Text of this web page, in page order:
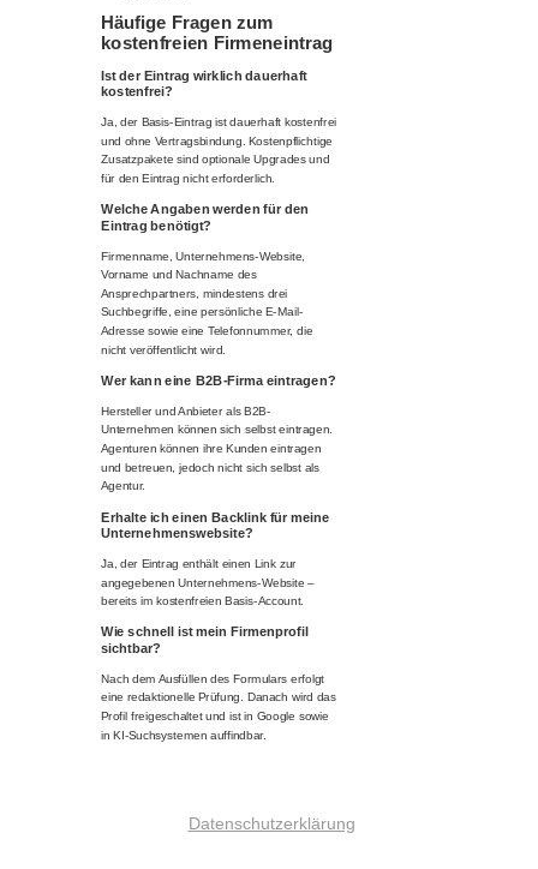
Datenschutzerklärung
Häufige Fragen zum
kostenfreien Firmeneintrag
Ist der Eintrag wirklich dauerhaft
kostenfrei?
Ja, der Basis-Eintrag ist dauerhaft kostenfrei
und ohne Vertragsbindung. Kostenpflichtige
Zusatzpakete sind optionale Upgrades und
für den Eintrag nicht erforderlich.
Welche Angaben werden für den
Eintrag benötigt?
Firmenname, Unternehmens-Website,
Vorname und Nachname des
Ansprechpartners, mindestens drei
Suchbegriffe, eine persönliche E-Mail-
Adresse sowie eine Telefonnummer, die
nicht veröffentlicht wird.
Wer kann eine B2B-Firma eintragen?
Hersteller und Anbieter als B2B-
Unternehmen können sich selbst eintragen.
Agenturen können ihre Kunden eintragen
und betreuen, jedoch nicht sich selbst als
Agentur.
Erhalte ich einen Backlink für meine
Unternehmenswebsite?
Ja, der Eintrag enthält einen Link zur
angegebenen Unternehmens-Website –
bereits im kostenfreien Basis-Account.
Wie schnell ist mein Firmenprofil
sichtbar?
Nach dem Ausfüllen des Formulars erfolgt
eine redaktionelle Prüfung. Danach wird das
Profil freigeschaltet und ist in Google sowie
in KI-Suchsystemen auffindbar.